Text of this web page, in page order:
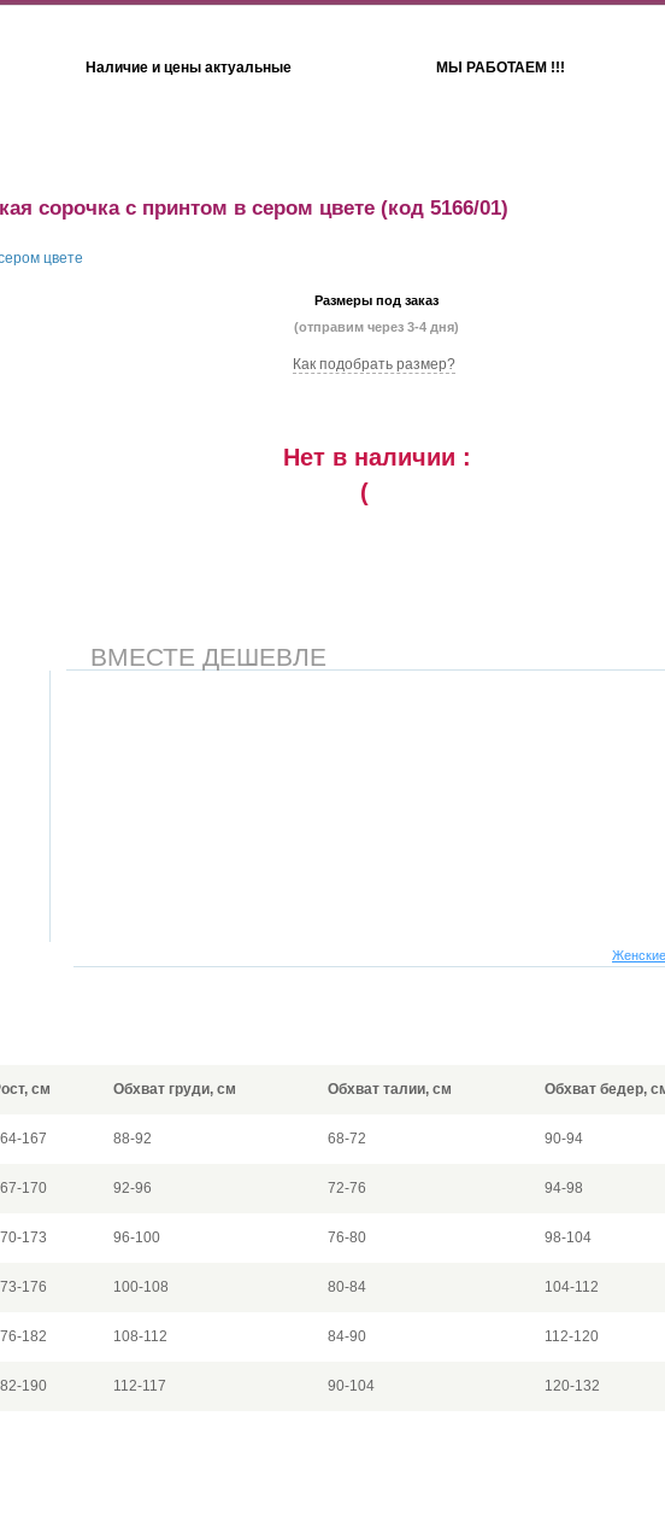
Наличие и цены актуальные МЫ РАБОТАЕМ !!!
сорочка с принтом в сером цвете (код 5166/01)
Размеры под заказ
(отправим через 3-4 дня)
Как подобрать размер?
Нет в наличии :
(
ВМЕСТЕ ДЕШЕВЛЕ
см Обхват груди, см Обхват талии, см Обхват бедер,
167 88-92 68-72 90-94
170 92-96 72-76 94-98
173 96-100 76-80 98-104
176 100-108 80-84 104-112
182 108-112 84-90 112-120
190 112-117 90-104 120-132